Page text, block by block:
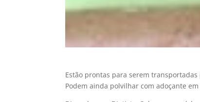
Estão prontas para serem
Podem ainda polvilhar com adoçante em